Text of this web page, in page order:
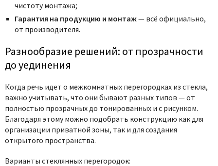
чистоту монтажа;
Гарантия на продукцию и монтаж— всё официально,
от производителя.
Разнообразие решений: от прозрачности
до уединения
Когда речь идет о межкомнатных перегородках из стекла,
важно учитывать, что они бывают разных типов — от
полностью прозрачных до тонированных и с рисунком.
Благодаря этому можно подобрать конструкцию как для
организации приватной зоны, так и для создания
открытого пространства.
Варианты стеклянных перегородок: